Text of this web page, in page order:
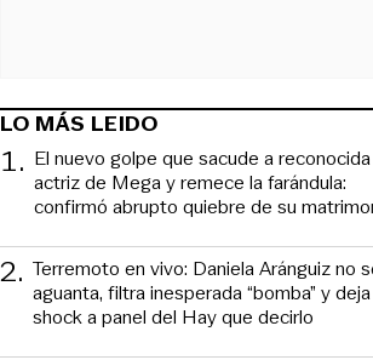
LO MÁS LEIDO
1. El nuevo golpe que sacude a reconocida
actriz de Mega y remece la farándula:
confirmó abrupto quiebre de su
2. Terremoto en vivo: Daniela Aránguiz no
aguanta, filtra inesperada “bomba” y
shock a panel del Hay que decirlo